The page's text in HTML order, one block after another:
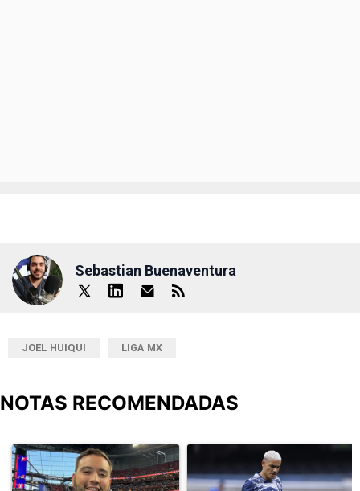
Sebastian Buenaventura
JOEL HUIQUI LIGA MX
NOTAS RECOMENDADAS
Un artículo de tendencia con el título "Adrián Esparza señaló el
Un artículo de tendencia con